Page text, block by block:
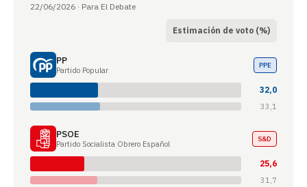
22/06/2026 · Para El Debate
Estimación de voto (%)
PP
Partido Popular
PPE
32,0
33,1
PSOE
Partido Socialista Obrero Español
S&D
25,6
31,7